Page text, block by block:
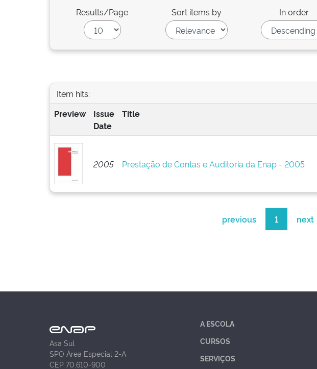
Results/Page Sort items by In order
Item hits:
Preview
Issue
Date
Title
2005 Prestação de Contas e Auditoria da Enap - 2005
previous 1 next
Asa Sul
SPO Área Especial 2-A
CEP 70.610-900
A ESCOLA
CURSOS
SERVIÇOS